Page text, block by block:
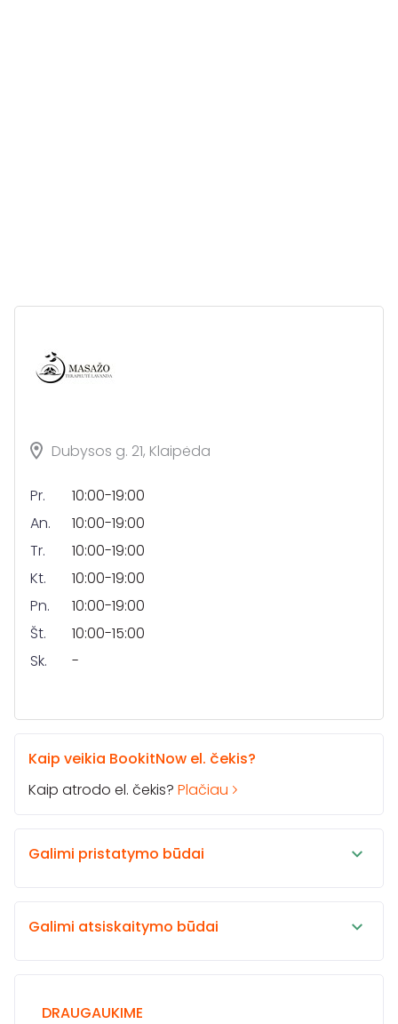
Dubysos g. 21, Klaipėda
Pr.
10:00-19:00
An.
10:00-19:00
Tr.
10:00-19:00
Kt.
10:00-19:00
Pn.
10:00-19:00
Št.
10:00-15:00
Sk.
-
Kaip veikia BookitNow el. čekis?
Kaip atrodo el. čekis? Plačiau
Galimi pristatymo būdai
Galimi atsiskaitymo būdai
DRAUGAUKIME